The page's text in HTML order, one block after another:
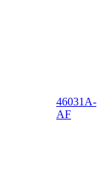
46031A-
AF